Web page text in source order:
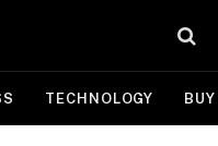
TECHNOLOGY